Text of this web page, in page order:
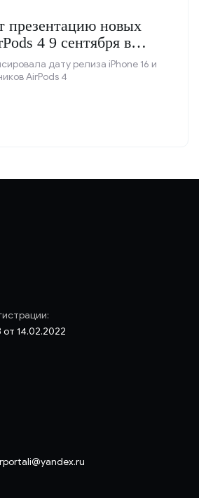
презентацию новых
4 9 сентября в
дату релиза iPhone 16 и
AirPods 4
14.02.2022